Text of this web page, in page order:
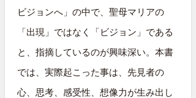
ビジョンへ」の中で、聖母マリアの
「出現」ではなく「ビジョン」である
と、指摘しているのが興味深い。本書
では、実際起こった事は、先見者の
心、思考、感受性、想像力が生み出し